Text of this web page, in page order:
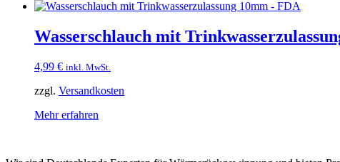
Wasserschlauch mit
4,99 € inkl. MwSt.
zzgl. Versandkosten
Mehr erfahren